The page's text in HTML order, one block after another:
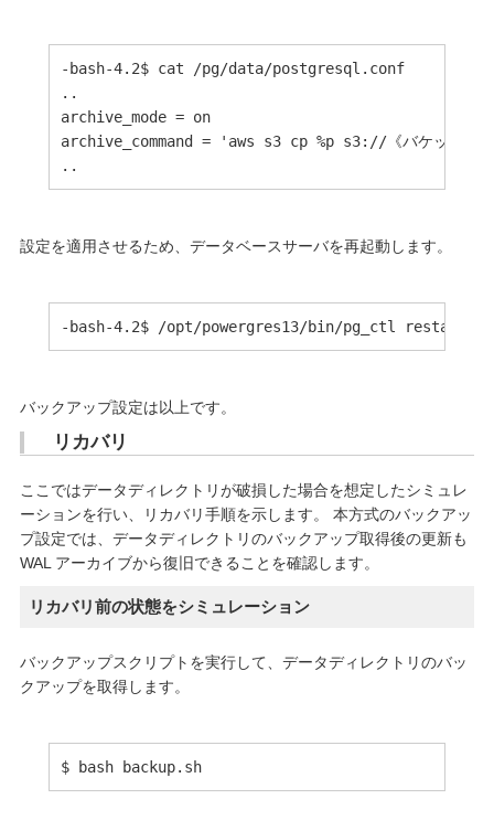
-bash-4.2$ cat /pg/data/postgresql.conf
..
archive_mode = on
archive_command = 'aws s3 cp %p s3://《バケット
..
設定を適用させるため、データベースサーバを再起動します。
-bash-4.2$ /opt/powergres13/bin/pg_ctl restart -
バックアップ設定は以上です。
リカバリ
ここではデータディレクトリが破損した場合を想定したシミュレ
ーションを行い、リカバリ手順を示します。 本方式のバックアッ
プ設定では、データディレクトリのバックアップ取得後の更新も
WAL アーカイブから復旧できることを確認します。
リカバリ前の状態をシミュレーション
バックアップスクリプトを実行して、データディレクトリのバッ
クアップを取得します。
$ bash backup.sh